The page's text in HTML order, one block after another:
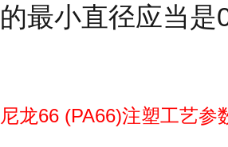
的最小直径应当是
尼龙66 (PA66)注塑工艺参